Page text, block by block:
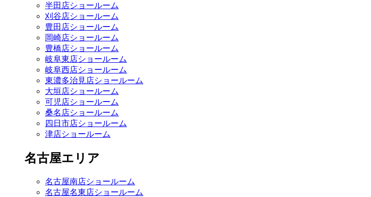
半田店ショールーム
刈谷店ショールーム
豊田店ショールーム
岡崎店ショールーム
豊橋店ショールーム
岐阜東店ショールーム
岐阜西店ショールーム
東濃多治見店ショールーム
大垣店ショールーム
可児店ショールーム
桑名店ショールーム
四日市店ショールーム
津店ショールーム
名古屋エリア
名古屋南店ショールーム
名古屋名東店ショールーム